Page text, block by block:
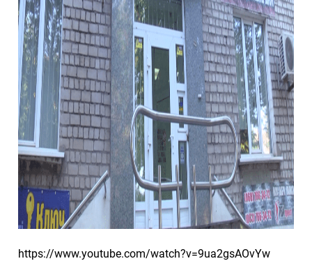
https://www.youtube.com/watch?v=9ua2gsAOvYw